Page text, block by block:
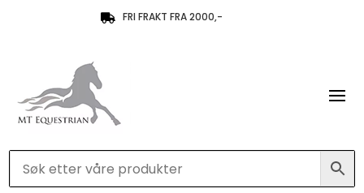
 FRI FRAKT FRA 2000,-